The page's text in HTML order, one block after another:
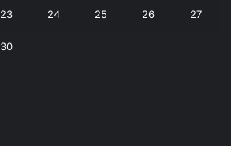
23 24 25 26 27
30